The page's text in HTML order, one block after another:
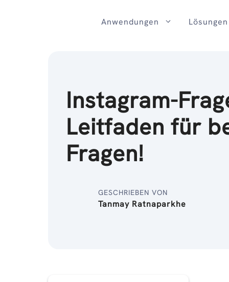
Anwendungen Lösungen
Instagram-
Leitfaden für
Fragen!
GESCHRIEBEN VON
Tanmay Ratnaparkhe